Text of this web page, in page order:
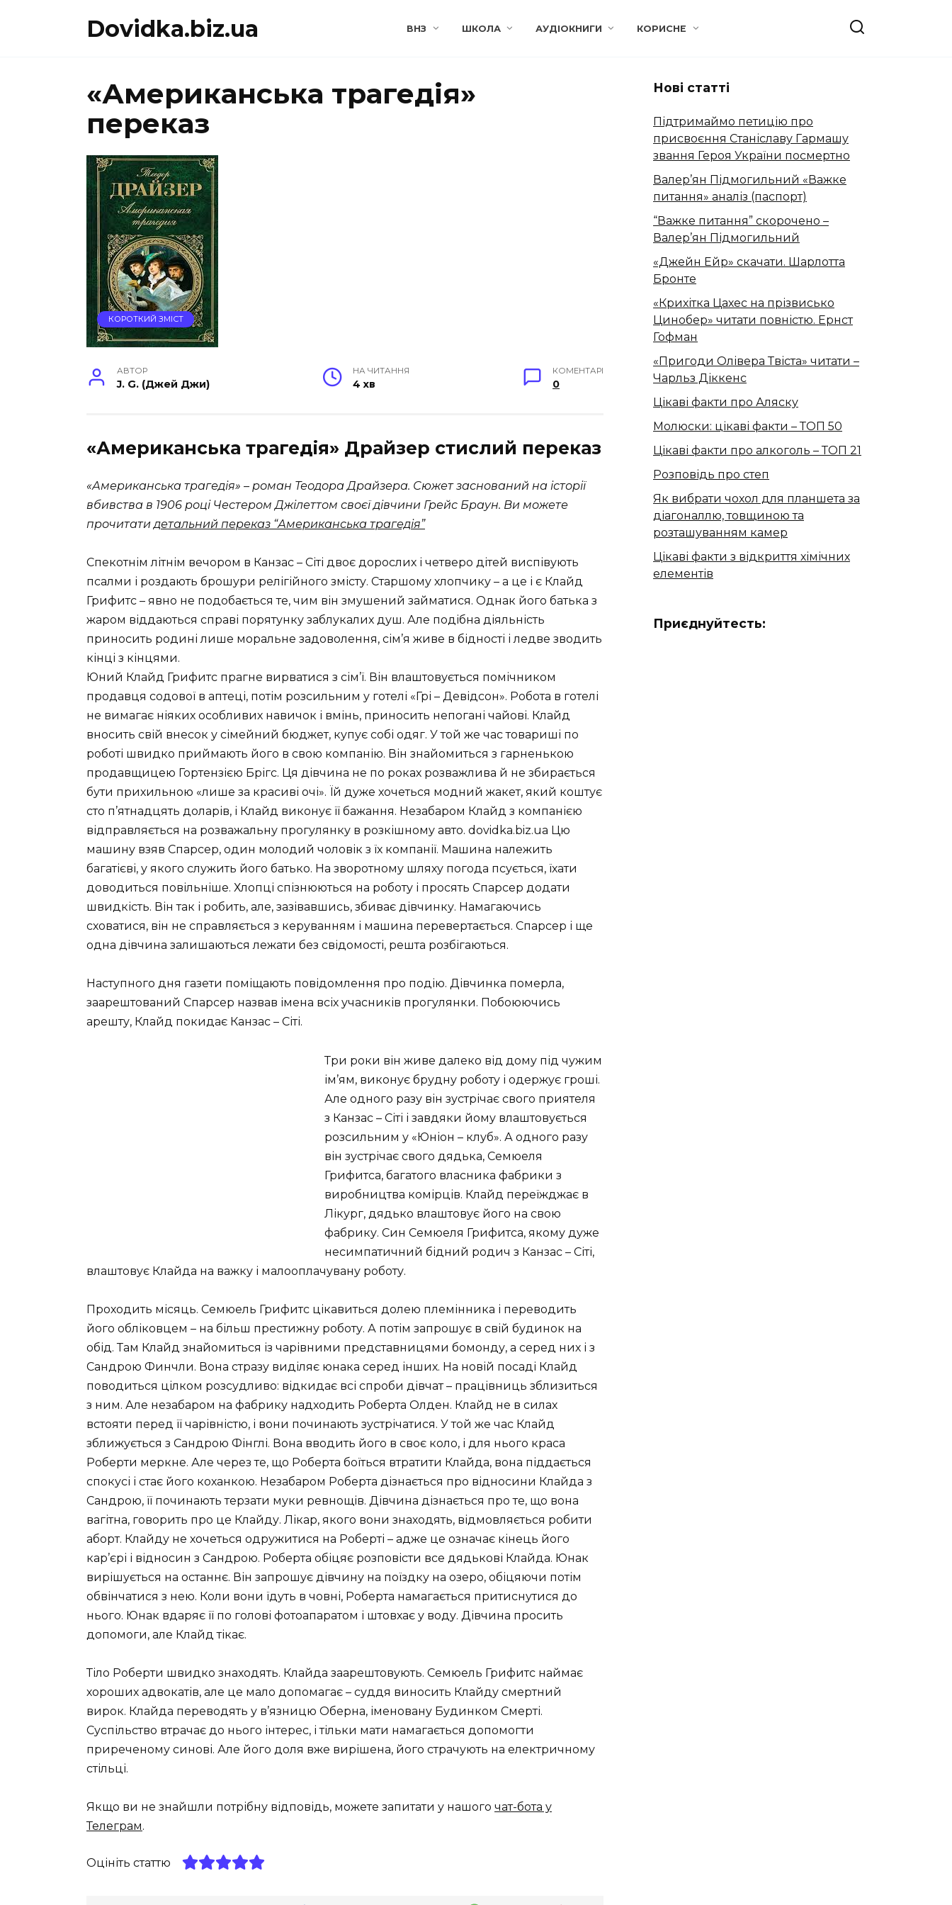
Dovidka.biz.ua ВНЗ ШКОЛА АУДІОКНИГИ КОРИСНЕ
«Американська трагедія»
переказ
КОРОТКИЙ ЗМІСТ
АВТОР
J. G. (Джей Джи)
НА ЧИТАННЯ
4 хв
КОМЕНТАРІ
0
«Американська трагедія» Драйзер стислий переказ
«Американська трагедія» – роман Теодора Драйзера. Сюжет заснований на історії
вбивства в 1906 році Честером Джілеттом своєї дівчини Грейс Браун. Ви можете
прочитатидетальний переказ “Американська трагедія”
Спекотнім літнім вечором в Канзас – Сіті двоє дорослих і четверо дітей виспівують
псалми і роздають брошури релігійного змісту. Старшому хлопчику – а це і є Клайд
Грифитс – явно не подобається те, чим він змушений займатися. Однак його батька з
жаром віддаються справі порятунку заблукалих душ. Але подібна діяльність
приносить родині лише моральне задоволення, сім’я живе в бідності і ледве зводить
кінці з кінцями.
Юний Клайд Грифитс прагне вирватися з сім’ї. Він влаштовується помічником
продавця содової в аптеці, потім розсильним у готелі «Грі – Девідсон». Робота в готелі
не вимагає ніяких особливих навичок і вмінь, приносить непогані чайові. Клайд
вносить свій внесок у сімейний бюджет, купує собі одяг. У той же час товариші по
роботі швидко приймають його в свою компанію. Він знайомиться з гарненькою
продавщицею Гортензією Брігс. Ця дівчина не по роках розважлива й не збирається
бути прихильною «лише за красиві очі». Їй дуже хочеться модний жакет, який коштує
сто п’ятнадцять доларів, і Клайд виконує її бажання. Незабаром Клайд з компанією
відправляється на розважальну прогулянку в розкішному авто. dovidka.biz.ua Цю
машину взяв Спарсер, один молодий чоловік з їх компанії. Машина належить
багатієві, у якого служить його батько. На зворотному шляху погода псується, їхати
доводиться повільніше. Хлопці спізнюються на роботу і просять Спарсер додати
швидкість. Він так і робить, але, зазівавшись, збиває дівчинку. Намагаючись
сховатися, він не справляється з керуванням і машина перевертається. Спарсер і ще
одна дівчина залишаються лежати без свідомості, решта розбігаються.
Наступного дня газети поміщають повідомлення про подію. Дівчинка померла,
заарештований Спарсер назвав імена всіх учасників прогулянки. Побоюючись
арешту, Клайд покидає Канзас – Сіті.
Три роки він живе далеко від дому під чужим
ім’ям, виконує брудну роботу і одержує гроші.
Але одного разу він зустрічає свого приятеля
з Канзас – Сіті і завдяки йому влаштовується
розсильним у «Юніон – клуб». А одного разу
він зустрічає свого дядька, Семюеля
Грифитса, багатого власника фабрики з
виробництва комірців. Клайд переїжджає в
Лікург, дядько влаштовує його на свою
фабрику. Син Семюеля Грифитса, якому дуже
несимпатичний бідний родич з Канзас – Сіті,
влаштовує Клайда на важку і малооплачувану роботу.
Проходить місяць. Семюель Грифитс цікавиться долею племінника і переводить
його обліковцем – на більш престижну роботу. А потім запрошує в свій будинок на
обід. Там Клайд знайомиться із чарівними представницями бомонду, а серед них і з
Сандрою Финчли. Вона стразу виділяє юнака серед інших. На новій посаді Клайд
поводиться цілком розсудливо: відкидає всі спроби дівчат – працівниць зблизиться
з ним. Але незабаром на фабрику надходить Роберта Олден. Клайд не в силах
встояти перед її чарівністю, і вони починають зустрічатися. У той же час Клайд
зближується з Сандрою Фінглі. Вона вводить його в своє коло, і для нього краса
Роберти меркне. Але через те, що Роберта боїться втратити Клайда, вона піддається
спокусі і стає його коханкою. Незабаром Роберта дізнається про відносини Клайда з
Сандрою, її починають терзати муки ревнощів. Дівчина дізнається про те, що вона
вагітна, говорить про це Клайду. Лікар, якого вони знаходять, відмовляється робити
аборт. Клайду не хочеться одружитися на Роберті – адже це означає кінець його
кар’єрі і відносин з Сандрою. Роберта обіцяє розповісти все дядькові Клайда. Юнак
вирішується на останнє. Він запрошує дівчину на поїздку на озеро, обіцяючи потім
обвінчатися з нею. Коли вони їдуть в човні, Роберта намагається притиснутися до
нього. Юнак вдаряє її по голові фотоапаратом і штовхає у воду. Дівчина просить
допомоги, але Клайд тікає.
Тіло Роберти швидко знаходять. Клайда заарештовують. Семюель Грифитс наймає
хороших адвокатів, але це мало допомагає – суддя виносить Клайду смертний
вирок. Клайда переводять у в’язницю Оберна, іменовану Будинком Смерті.
Суспільство втрачає до нього інтерес, і тільки мати намагається допомогти
приреченому синові. Але його доля вже вирішена, його страчують на електричному
стільці.
Якщо ви не знайшли потрібну відповідь, можете запитати у нашого чат-бота у
Телеграм.
Оцініть статтю
Нові статті
Підтримаймо петицію про
присвоєння Станіславу Гармашу
звання Героя України посмертно
Валер’ян Підмогильний «Важке
питання» аналіз (паспорт)
“Важке питання” скорочено –
Валер’ян Підмогильний
«Джейн Ейр» скачати. Шарлотта
Бронте
«Крихітка Цахес на прізвисько
Цинобер» читати повністю. Ернст
Гофман
«Пригоди Олівера Твіста» читати –
Чарльз Діккенс
Цікаві факти про Аляску
Молюски: цікаві факти – ТОП 50
Цікаві факти про алкоголь – ТОП 21
Розповідь про степ
Як вибрати чохол для планшета за
діагоналлю, товщиною та
розташуванням камер
Цікаві факти з відкриття хімічних
елементів
Приєднуйтесть: